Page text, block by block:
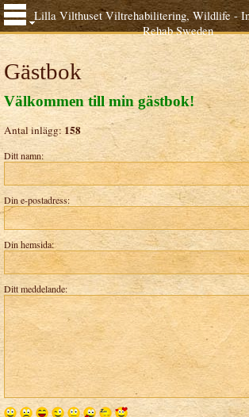
Lilla Vilthuset Viltrehabilitering, Wildlife -
Rehab Sweden
Gästbok
Välkommen till min gästbok!
Antal inlägg:158
Ditt namn:
Din e-postadress:
Din hemsida:
Ditt meddelande: